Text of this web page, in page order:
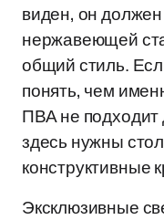
виден, он
нержавеющей
общий стиль.
понять, чем
ПВА не подходит
здесь нужны
конструктивные
Эксклюзивные